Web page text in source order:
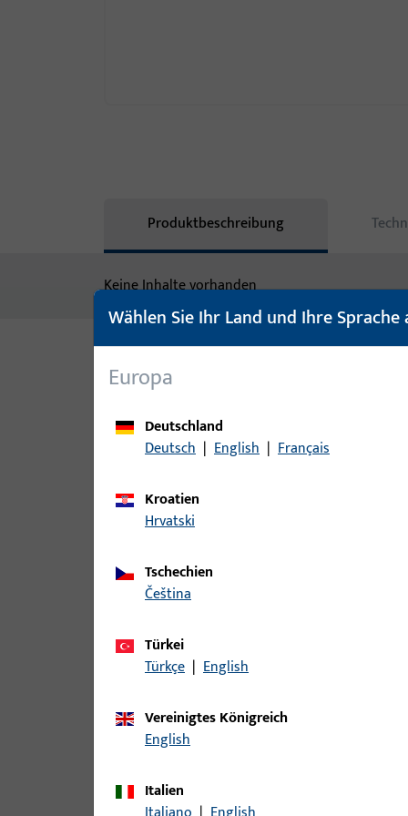
Produktbeschreibung
Keine Inhalte vorhanden
Varianten
Zu diesem Produkt gibt es folgende Varianten:
B-78430-04-0-1 | Drückerstift |
B-78430-05-0-1 | Drückerstift |
B-78430-07-0-1 | Drückerstift |
Wählen Sie Ihr Land und Ihre Sprache
Europa
Deutschland
Deutsch | English | Français
Kroatien
Hrvatski
Tschechien
čeština
Türkei
Türkçe | English
Vereinigtes Königreich
English
Italien